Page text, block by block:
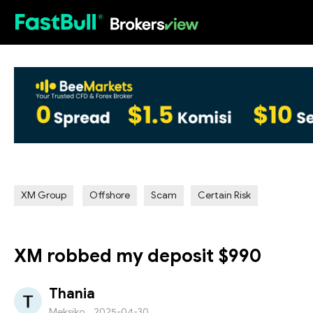
XM Group Offshore Scam Certain Risk
XM robbed my deposit $990
Thania